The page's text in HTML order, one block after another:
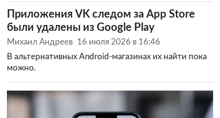
Приложения VK следом за App Store
были удалены из Google Play
Михаил Андреев 16 июля 2026 в 16:46
В альтернативных Android-магазинах их найти пока
можно.